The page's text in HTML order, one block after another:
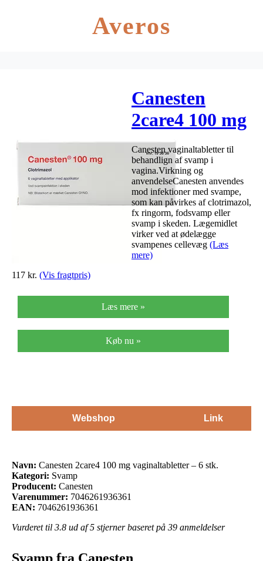
Averos
Canesten
2care4 100 mg
vaginaltabletter
– 6 stk.
Canesten vaginaltabletter til
behandlign af svamp i
vagina.Virkning og
anvendelseCanesten anvendes
mod infektioner med svampe,
som kan påvirkes af clotrimazol,
fx ringorm, fodsvamp eller
svamp i skeden. Lægemidlet
virker ved at ødelægge
svampenes cellevæg (Læs
mere)
117 kr. (Vis fragtpris)
Læs mere »
Køb nu »
Webshop Link
Navn: Canesten 2care4 100 mg vaginaltabletter – 6 stk.
Kategori: Svamp
Producent: Canesten
Varenummer: 7046261936361
EAN: 7046261936361
Vurderet til 3.8 ud af 5 stjerner baseret på 39 anmeldelser